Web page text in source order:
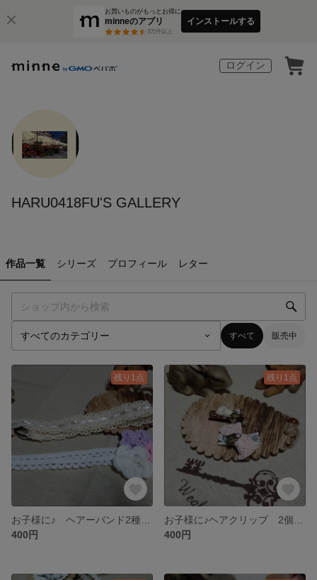
お買いものがもっとお得に
minneのアプリ
3万件以上
インストールする
ログイン
HARU0418FU'S GALLERY
作品一覧 シリーズ プロフィール レター
すべて 販売中
残り1点
400円
残り1点
400円